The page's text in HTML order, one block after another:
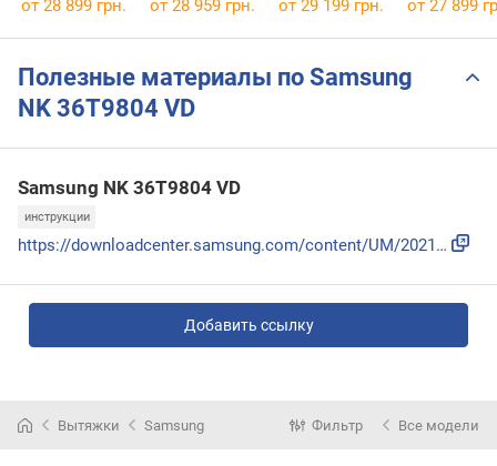
от 28 899 грн. от 28 959 грн. от 29 199 грн. от 27 899
Полезные материалы по Samsung
NK 36T9804 VD
Samsung NK 36T9804 VD
инструкции
https://downloadcenter.samsung.com/content/UM/202112/202112...
Добавить ссылку
Вытяжки Samsung Фильтр Все модели